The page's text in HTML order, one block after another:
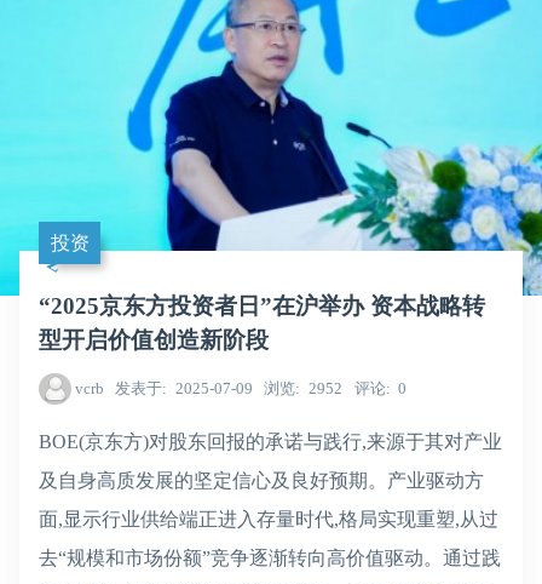
投资
“2025京东方投资者日”在沪举办 资本战略转
型开启价值创造新阶段
vcrb 发表于 2025-07-09 浏览 2952 评论 0
BOE(京东方)对股东回报的承诺与践行,来源于其对产业
及自身高质发展的坚定信心及良好预期。产业驱动方
面,显示行业供给端正进入存量时代,格局实现重塑,从过
去“规模和市场份额”竞争逐渐转向高价值驱动。通过践